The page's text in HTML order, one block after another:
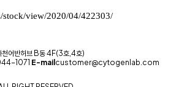
view/2020/04/422303/
천어반허브 B동 4F(3호,4호)
1071 E-mail customer@cytogenlab.com